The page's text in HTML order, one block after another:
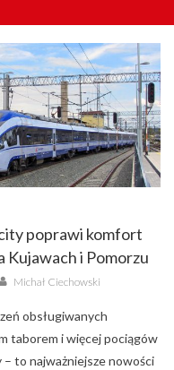
poprawi komfort
Kujawach i Pomorzu
Author
Michał Ciechowski
obsługiwanych
taborem i więcej pociągów
– to najważniejsze nowości